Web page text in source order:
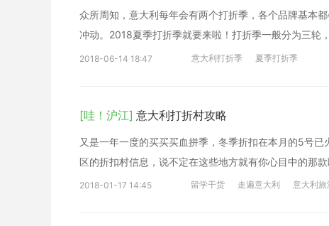
众所周知，意大利每年会有两个打折季，各个品牌基本
冲动。2018夏季打折季就要来啦！打折季一般分为三轮
2018-06-14 18:47 意大利打折季 夏季打折季
[哇！沪江] 意大利打折村攻略
又是一年一度的买买买血拼季，冬季折扣在本月的5号
区的折扣村信息，说不定在这些地方就有你心目中的那款
2018-01-17 14:45 留学干货 走遍意大利 意大利旅